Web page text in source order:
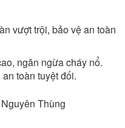
vượt trội, bảo vệ an toàn
ngăn ngừa cháy nổ.
toàn tuyệt đối.